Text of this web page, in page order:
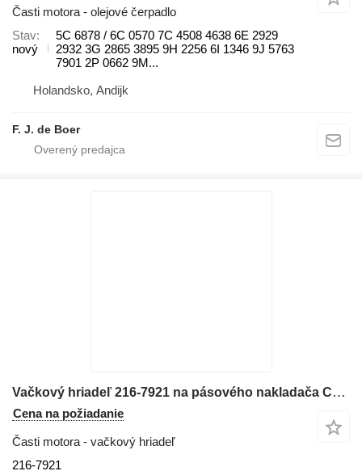
Časti motora - olejové čerpadlo
Stav
nový
5C 6878 / 6C 0570 7C 4508 4638 6E 2929
2932 3G 2865 3895 9H 2256 6I 1346 9J 5763
7901 2P 0662 9M...
Holandsko, Andijk
F. J. de Boer
Vačkový hriadeľ 216-7921 na pásového nakladača Caterpillar 963C
Cena na požiadanie
Časti motora - vačkový hriadeľ
216-7921